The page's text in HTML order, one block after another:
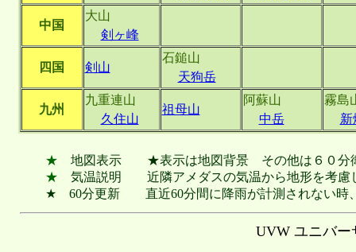
中国
大山
剣ヶ峰
四国 剣山
石鎚山
天狗岳
九州
九重連山
久住山
祖母山
阿蘇山
中岳
霧島
新
★
地図表示 ★表示は地図背景 その他は６０分
★ 気温説明 近隣アメダスの気温から地形を考慮
★ 60分更新 直近60分間に降雨が計測されない時、
UVW ユニバー